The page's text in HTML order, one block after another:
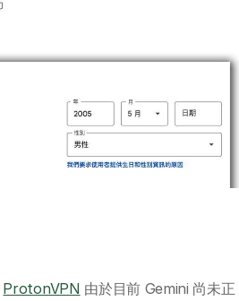
ProtonVPN 由於目前 Gemini 尚未正